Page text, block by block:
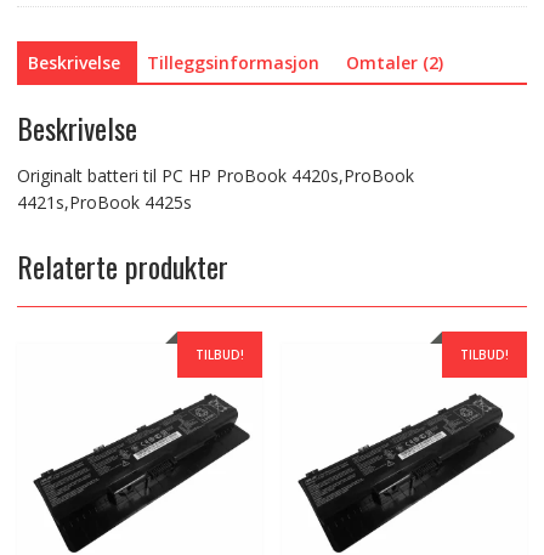
Beskrivelse Tilleggsinformasjon Omtaler (2)
Beskrivelse
Originalt batteri til PC HP ProBook 4420s,ProBook
4421s,ProBook 4425s
Relaterte produkter
TILBUD! TILBUD!